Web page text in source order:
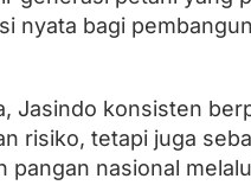
nyata bagi
Jasindo konsisten
risiko, tetapi juga
pangan nasional